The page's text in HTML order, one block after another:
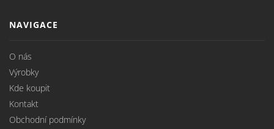
NAVIGACE
O nás
Výrobky
Kde koupit
Kontakt
Obchodní podmínky